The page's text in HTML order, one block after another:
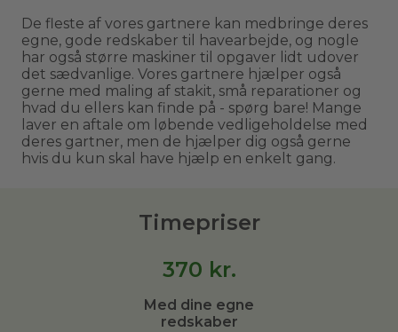
De fleste af vores gartnere kan medbringe deres
egne, gode redskaber til havearbejde, og nogle
har også større maskiner til opgaver lidt udover
det sædvanlige. Vores gartnere hjælper også
gerne med maling af stakit, små reparationer og
hvad du ellers kan finde på - spørg bare! Mange
laver en aftale om løbende vedligeholdelse med
deres gartner, men de hjælper dig også gerne
hvis du kun skal have hjælp en enkelt gang.
Timepriser
370 kr.
Med dine egne
redskaber